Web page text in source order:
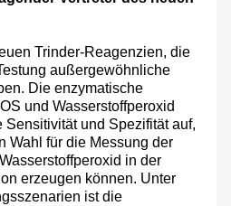
Trinder-Reagenzien, die
außergewöhnliche
Die enzymatische
und Wasserstoffperoxid
Sensitivität und Spezifität auf,
Wahl für die Messung der
in der
erzeugen können. Unter
ist die